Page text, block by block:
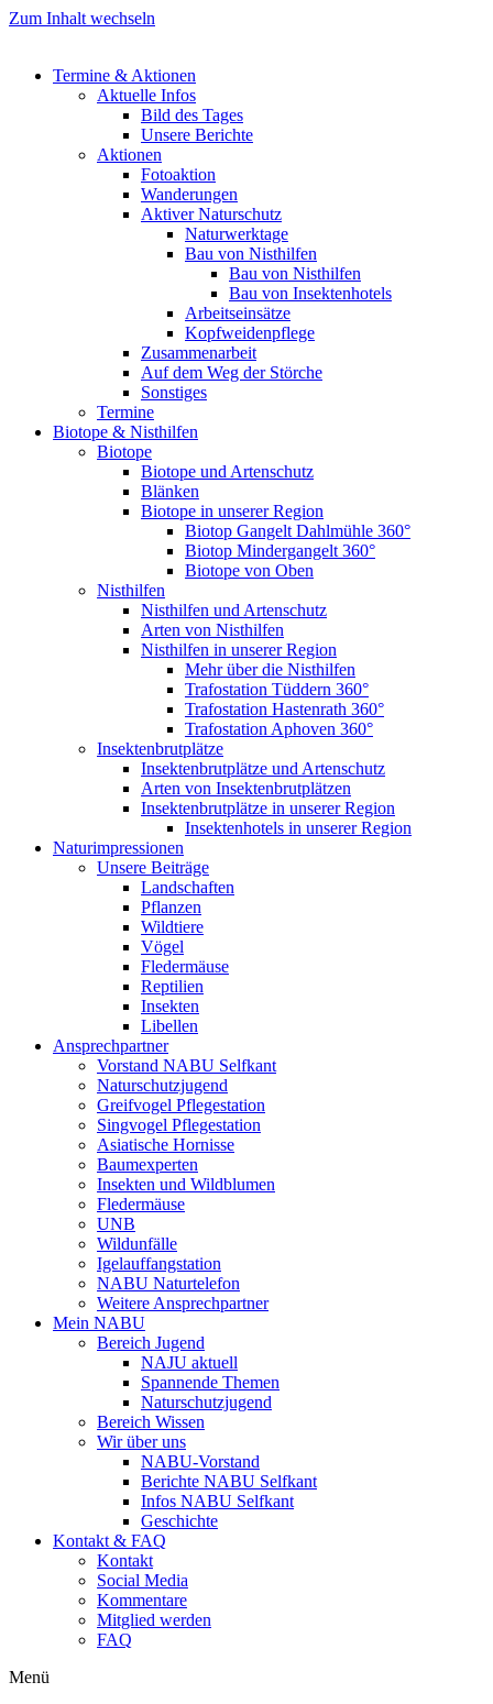
Zum Inhalt wechseln
Termine & Aktionen
Aktuelle Infos
Bild des Tages
Unsere Berichte
Aktionen
Fotoaktion
Wanderungen
Aktiver Naturschutz
Naturwerktage
Bau von Nisthilfen
Bau von Nisthilfen
Bau von Insektenhotels
Arbeitseinsätze
Kopfweidenpflege
Zusammenarbeit
Auf dem Weg der Störche
Sonstiges
Termine
Biotope & Nisthilfen
Biotope
Biotope und Artenschutz
Blänken
Biotope in unserer Region
Biotop Gangelt Dahlmühle 360°
Biotop Mindergangelt 360°
Biotope von Oben
Nisthilfen
Nisthilfen und Artenschutz
Arten von Nisthilfen
Nisthilfen in unserer Region
Mehr über die Nisthilfen
Trafostation Tüddern 360°
Trafostation Hastenrath 360°
Trafostation Aphoven 360°
Insektenbrutplätze
Insektenbrutplätze und Artenschutz
Arten von Insektenbrutplätzen
Insektenbrutplätze in unserer Region
Insektenhotels in unserer Region
Naturimpressionen
Unsere Beiträge
Landschaften
Pflanzen
Wildtiere
Vögel
Fledermäuse
Reptilien
Insekten
Libellen
Ansprechpartner
Vorstand NABU Selfkant
Naturschutzjugend
Greifvogel Pflegestation
Singvogel Pflegestation
Asiatische Hornisse
Baumexperten
Insekten und Wildblumen
Fledermäuse
UNB
Wildunfälle
Igelauffangstation
NABU Naturtelefon
Weitere Ansprechpartner
Mein NABU
Bereich Jugend
NAJU aktuell
Spannende Themen
Naturschutzjugend
Bereich Wissen
Wir über uns
NABU-Vorstand
Berichte NABU Selfkant
Infos NABU Selfkant
Geschichte
Kontakt & FAQ
Kontakt
Social Media
Kommentare
Mitglied werden
FAQ
Menü